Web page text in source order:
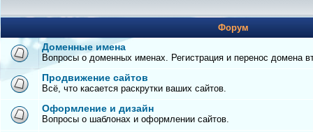
Форум
Доменные имена
Вопросы о доменных именах. Регистрация и перенос домена
Продвижение сайтов
Всё, что касается раскрутки ваших сайтов.
Оформление и дизайн
Вопросы о шаблонах и оформлении сайтов.